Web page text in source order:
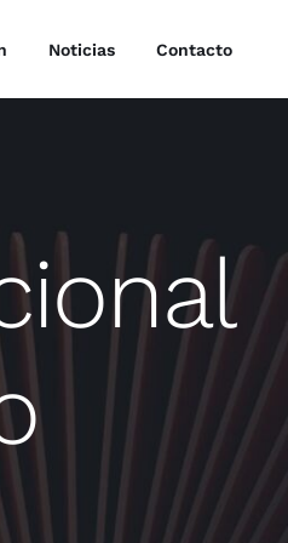
Noticias Contacto